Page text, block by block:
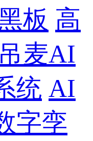
板 高
麦AI
统 AI
字孪